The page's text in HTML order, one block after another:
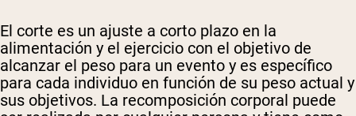
El corte es un ajuste a corto plazo en la
alimentación y el ejercicio con el objetivo de
alcanzar el peso para un evento y es específico
para cada individuo en función de su peso actual y
sus objetivos. La recomposición corporal puede